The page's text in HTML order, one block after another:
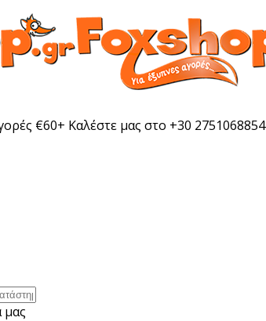
€60+ Καλέστε μας στο +30 2751068854
μας